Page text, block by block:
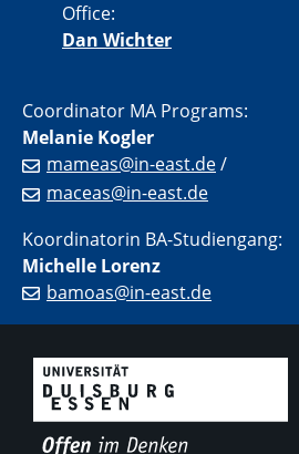
Office:
Dan Wichter
Coordinator MA Programs:
Melanie Kogler
mameas@in-east.de/
maceas@in-east.de
Koordinatorin BA-Studiengang:
Michelle Lorenz
bamoas@in-east.de